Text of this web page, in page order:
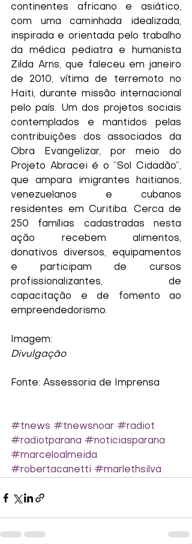
continentes africano e asiático,
com uma caminhada idealizada,
inspirada e orientada pelo trabalho
da médica pediatra e humanista
Zilda Arns, que faleceu em janeiro
de 2010, vítima de terremoto no
Haiti, durante missão internacional
pelo país. Um dos projetos sociais
contemplados e mantidos pelas
contribuições dos associados da
Obra Evangelizar, por meio do
Projeto Abracei é o “Sol Cidadão”,
que ampara imigrantes haitianos,
venezuelanos e cubanos
residentes em Curitiba. Cerca de
250 famílias cadastradas nesta
ação recebem alimentos,
donativos diversos, equipamentos
e participam de cursos
profissionalizantes, de
capacitação e de fomento ao
empreendedorismo.
Imagem:
Divulgação
Fonte: Assessoria de Imprensa
#tnews #tnewsnoar #radiot
#radiotparana #noticiasparana
#marceloalmeida
#robertacanetti #marlethsilva